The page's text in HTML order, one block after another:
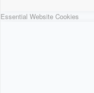
Essential Website Cookies